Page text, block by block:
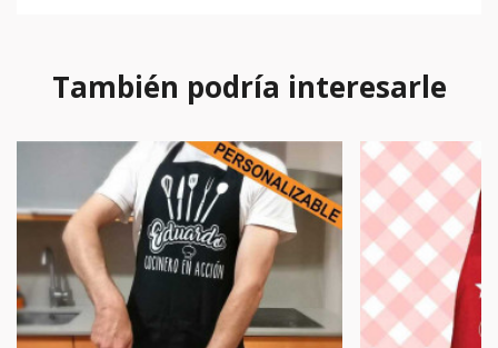
También podría interesarle